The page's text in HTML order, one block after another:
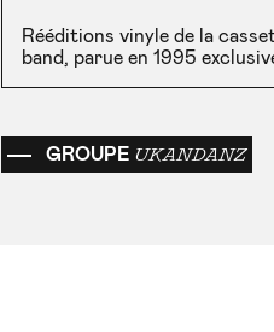
Rééditions vinyle de la
band, parue en 1995
GROUPE UKANDANZ